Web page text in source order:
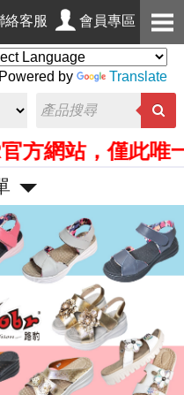
會員專區
絡客服
Powered by Translate
站，僅此唯一無
e
x
t